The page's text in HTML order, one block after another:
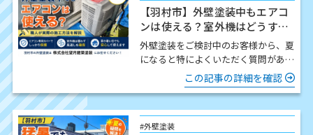
【羽村市】外壁塗装中もエアコ
ンは使える？室外機はどうす
る？職人が解説
外壁塗装をご検討中のお客様から、夏
になると特によくいただく質問があり
ますか？」 結論からお伝…
この記事の詳細を確認
#外壁塗装